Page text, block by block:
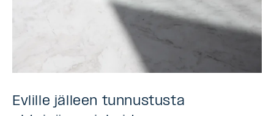
Evlille jälleen tunnustusta